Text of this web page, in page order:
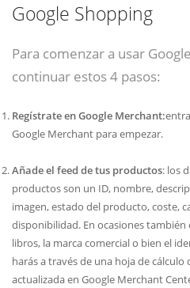
Google Shopping
Para comenzar a usar
continuar estos 4 pasos:
Regístrate en Google Merchant:
Google Merchant para empezar.
Añade el feed de tus productos: los
productos son un ID, nombre,
imagen, estado del producto, coste,
disponibilidad. En ocasiones también
libros, la marca comercial o bien el
harás a través de una hoja de cálculo
actualizada en Google Merchant